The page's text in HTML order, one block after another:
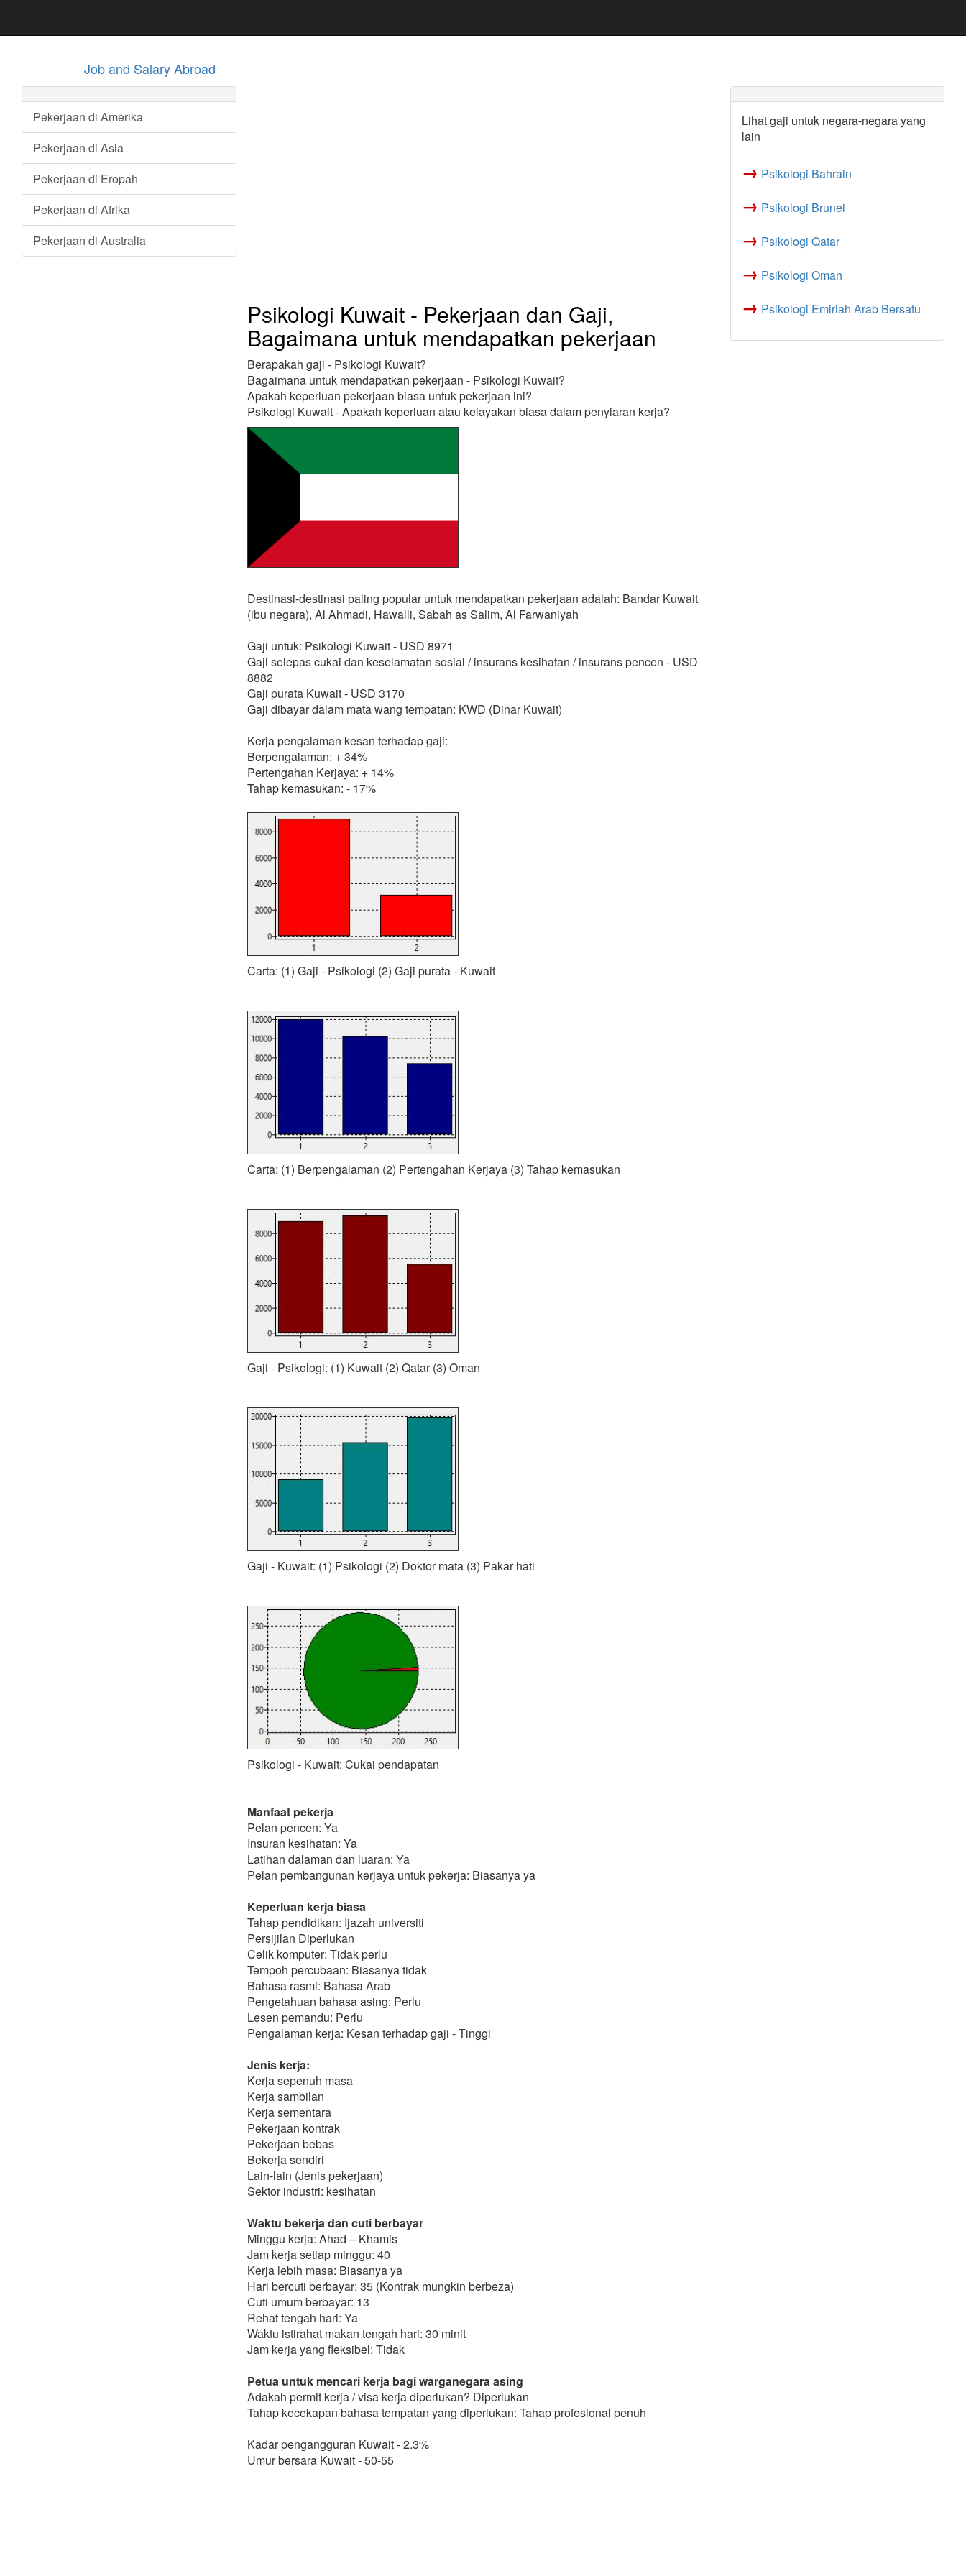
Job and Salary Abroad
Pekerjaan di Amerika
Pekerjaan di Asia
Pekerjaan di Eropah
Pekerjaan di Afrika
Pekerjaan di Australia
Psikologi Kuwait - Pekerjaan dan Gaji,
Bagaimana untuk mendapatkan pekerjaan
Berapakah gaji - Psikologi Kuwait?
Bagaimana untuk mendapatkan pekerjaan - Psikologi Kuwait?
Apakah keperluan pekerjaan biasa untuk pekerjaan ini?
Psikologi Kuwait - Apakah keperluan atau kelayakan biasa dalam penyiaran kerja?
Destinasi-destinasi paling popular untuk mendapatkan pekerjaan adalah: Bandar Kuwait
(ibu negara), Al Ahmadi, Hawalli, Sabah as Salim, Al Farwaniyah
Gaji untuk: Psikologi Kuwait - USD 8971
Gaji selepas cukai dan keselamatan sosial / insurans kesihatan / insurans pencen - USD
8882
Gaji purata Kuwait - USD 3170
Gaji dibayar dalam mata wang tempatan: KWD (Dinar Kuwait)
Kerja pengalaman kesan terhadap gaji:
Berpengalaman: + 34%
Pertengahan Kerjaya: + 14%
Tahap kemasukan: - 17%
Carta: (1) Gaji - Psikologi (2) Gaji purata - Kuwait
Carta: (1) Berpengalaman (2) Pertengahan Kerjaya (3) Tahap kemasukan
Gaji - Psikologi: (1) Kuwait (2) Qatar (3) Oman
Gaji - Kuwait: (1) Psikologi (2) Doktor mata (3) Pakar hati
Psikologi - Kuwait: Cukai pendapatan
Manfaat pekerja
Pelan pencen: Ya
Insuran kesihatan: Ya
Latihan dalaman dan luaran: Ya
Pelan pembangunan kerjaya untuk pekerja: Biasanya ya
Keperluan kerja biasa
Tahap pendidikan: Ijazah universiti
Persijilan Diperlukan
Celik komputer: Tidak perlu
Tempoh percubaan: Biasanya tidak
Bahasa rasmi: Bahasa Arab
Pengetahuan bahasa asing: Perlu
Lesen pemandu: Perlu
Pengalaman kerja: Kesan terhadap gaji - Tinggi
Jenis kerja:
Kerja sepenuh masa
Kerja sambilan
Kerja sementara
Pekerjaan kontrak
Pekerjaan bebas
Bekerja sendiri
Lain-lain (Jenis pekerjaan)
Sektor industri: kesihatan
Waktu bekerja dan cuti berbayar
Minggu kerja: Ahad – Khamis
Jam kerja setiap minggu: 40
Kerja lebih masa: Biasanya ya
Hari bercuti berbayar: 35 (Kontrak mungkin berbeza)
Cuti umum berbayar: 13
Rehat tengah hari: Ya
Waktu istirahat makan tengah hari: 30 minit
Jam kerja yang fleksibel: Tidak
Petua untuk mencari kerja bagi warganegara asing
Adakah permit kerja / visa kerja diperlukan? Diperlukan
Tahap kecekapan bahasa tempatan yang diperlukan: Tahap profesional penuh
Kadar pengangguran Kuwait - 2.3%
Umur bersara Kuwait - 50-55
Lihat gaji untuk negara-negara yang
lain
→ Psikologi Bahrain
→ Psikologi Brunei
→ Psikologi Qatar
→ Psikologi Oman
→ Psikologi Emiriah Arab Bersatu